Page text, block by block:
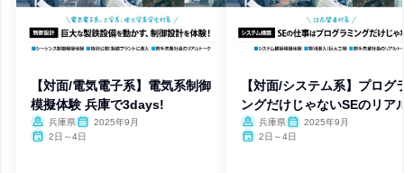
【対面/電気電子系】電気系制御
模擬体験 兵庫で3days!
兵庫県
2025年9月
2日～4日
【対面/システム系】プログ
ングだけじゃないSEのリア
兵庫県
2025年9月
2日～4日